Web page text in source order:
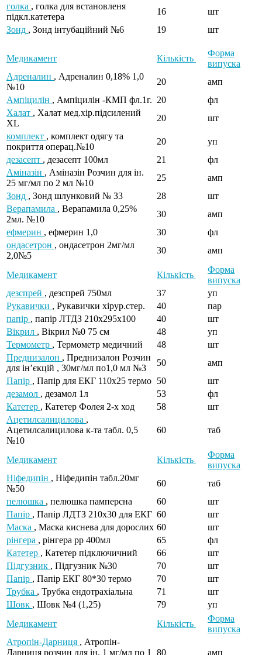
голка , голка для встановленя
підкл.катетера
16
шт
Зонд , Зонд інтубаційний №6 19 шт
Медикамент Кількість
Форма
випуска
Адреналин , Адреналин 0,18% 1,0
№10
20
амп
Ампіцилін , Ампіцилін -КМП фл.1г. 20
фл
Халат , Халат мед.хір.підсилений
ХL
20
шт
комплект , комплект одягу та
покриття операц.№10
20
уп
дезасепт , дезасепт 100мл 21
фл
Аміназін , Аміназін Розчин для ін.
25 мг/мл по 2 мл №10
25
амп
Зонд , Зонд шлунковий № 33 28
шт
Верапамила , Верапамила 0,25%
2мл. №10
30
амп
ефмерин , ефмерин 1,0 30
фл
ондасетрон , ондасетрон 2мг/мл
2,0№5
30 амп
Медикамент Кількість
Форма
випуска
дезспрей , дезспрей 750мл 37
уп
Рукавички , Рукавички хірур.стер. 40
пар
папір , папір ЛТДЗ 210х295х100 40
шт
Вікрил , Вікрил №0 75 см 48
уп
Термометр , Термометр медичний 48
шт
Преднизалон , Преднизалон Розчин
для ін’єкцій , 30мг/мл по1,0 мл №3
50
амп
Папір , Папір для ЕКГ 110х25 термо 50
шт
дезамол , дезамол 1л 53
фл
Катетер , Катетер Фолея 2-х ход 58
шт
Ацетилсалицилова ,
Ацетилсалицилова к-та табл. 0,5
№10
60 таб
Медикамент Кількість
Форма
випуска
Ніфедипін , Ніфедипін табл.20мг
№50
60
таб
пелюшка , пелюшка памперсна 60
шт
Папір , Папір ЛДТЗ 210х30 для ЕКГ 60
шт
Маска , Маска киснева для дорослих 60
шт
рінгера , рінгера рр 400мл 65
фл
Катетер , Катетер підключичний 66
шт
Підгузник , Підгузник №30 70
шт
Папір , Папір ЕКГ 80*30 термо 70
шт
Трубка , Трубка ендотрахіальна 71
шт
Шовк , Шовк №4 (1,25) 79
уп
Медикамент
Кількість
Форма
випуска
Атропін-Дарниця , Атропін-
Дарниця розчин для ін. 1 мг/мл по 1
80 амп